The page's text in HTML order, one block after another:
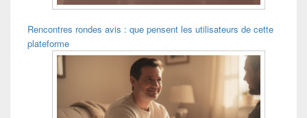
Rencontres rondes avis : que pensent les utilisateurs de cette
plateforme